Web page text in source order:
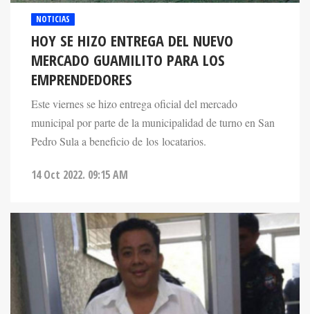
NOTICIAS
HOY SE HIZO ENTREGA DEL NUEVO
MERCADO GUAMILITO PARA LOS
EMPRENDEDORES
Este viernes se hizo entrega oficial del mercado
municipal por parte de la municipalidad de turno en San
Pedro Sula a beneficio de los locatarios.
14 Oct 2022. 09:15 AM